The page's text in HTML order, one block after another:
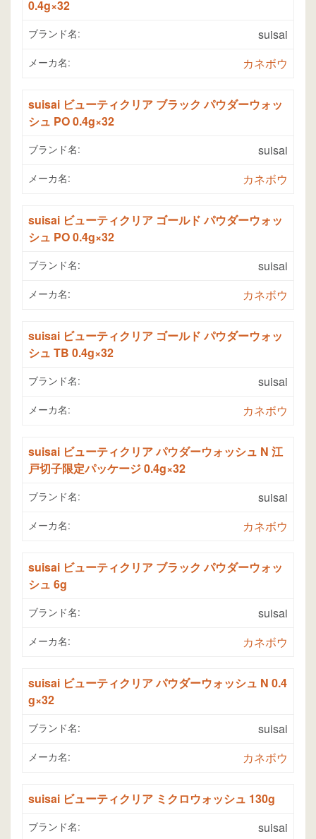
0.4g×32
ブランド名: suisai
メーカ名: カネボウ
suisai ビューティクリア ブラック パウダーウォッ
シュ PO 0.4g×32
ブランド名: suisai
メーカ名: カネボウ
suisai ビューティクリア ゴールド パウダーウォッ
シュ PO 0.4g×32
ブランド名: suisai
メーカ名: カネボウ
suisai ビューティクリア ゴールド パウダーウォッ
シュ TB 0.4g×32
ブランド名: suisai
メーカ名: カネボウ
suisai ビューティクリア パウダーウォッシュ N 江
戸切子限定パッケージ 0.4g×32
ブランド名: suisai
メーカ名: カネボウ
suisai ビューティクリア ブラック パウダーウォッ
シュ 6g
ブランド名: suisai
メーカ名: カネボウ
suisai ビューティクリア パウダーウォッシュ N 0.4
g×32
ブランド名: suisai
メーカ名: カネボウ
suisai ビューティクリア ミクロウォッシュ 130g
ブランド名: suisai